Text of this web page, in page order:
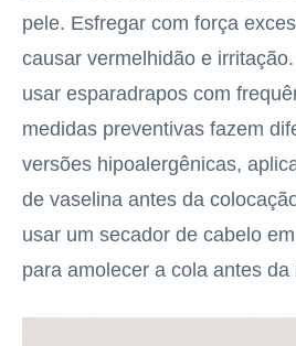
pele. Esfregar com força
causar vermelhidão e
usar esparadrapos com
medidas preventivas fazem
versões hipoalergênicas,
de vaselina antes da
usar um secador de cabelo
para amolecer a cola antes da